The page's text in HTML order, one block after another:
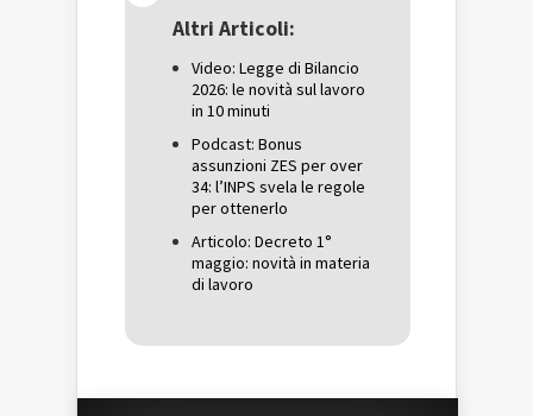
una
nuova
nuova
finestra)
una
nuova
Altri Articoli:
Video: Legge di Bilancio
2026: le novità sul lavoro
in 10 minuti
Podcast: Bonus
assunzioni ZES per over
34: l’INPS svela le regole
per ottenerlo
Articolo: Decreto 1°
maggio: novità in materia
di lavoro